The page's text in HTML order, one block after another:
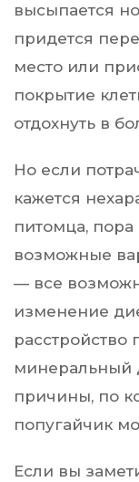
высыпается
придется
место или
покрытие
отдохнуть в
Но если
кажется
питомца, пора
возможные
— все
изменение
минеральный
причины, по
попугайчик
Если вы